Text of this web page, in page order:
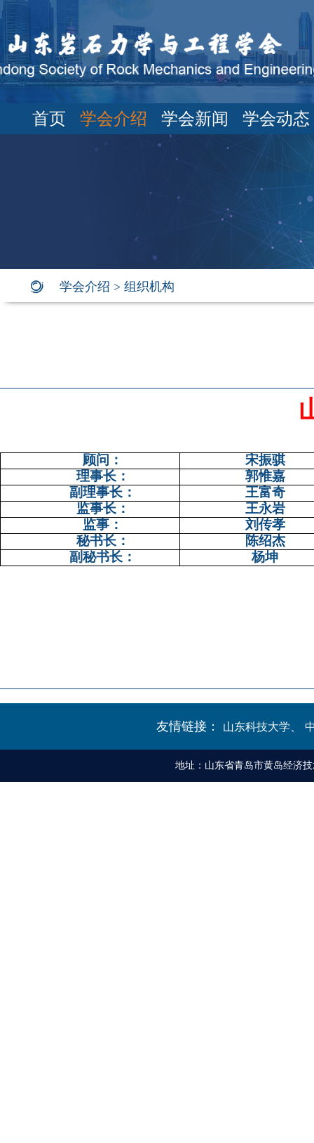
首页 学会介绍 学会新闻 学会动态
学会介绍 > 组织机构
顾问：
宋振骐
理事长：
郭惟嘉
副理事长：
王富奇
监事长：
王永岩
监事：
刘传孝
秘书长：
陈绍杰
副秘书长：
杨坤
友情链接： 山东科技大学、
地址：山东省青岛市黄岛经济技